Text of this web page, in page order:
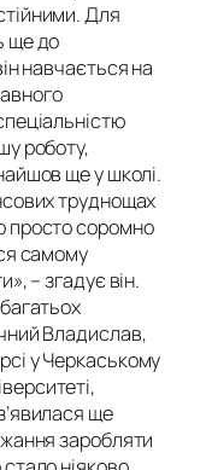
Для
ще до
навчається на
роботу,
ще у школі.
труднощах
просто соромно
самому
– згадує він.
Владислав,
у Черкаському
ще
заробляти